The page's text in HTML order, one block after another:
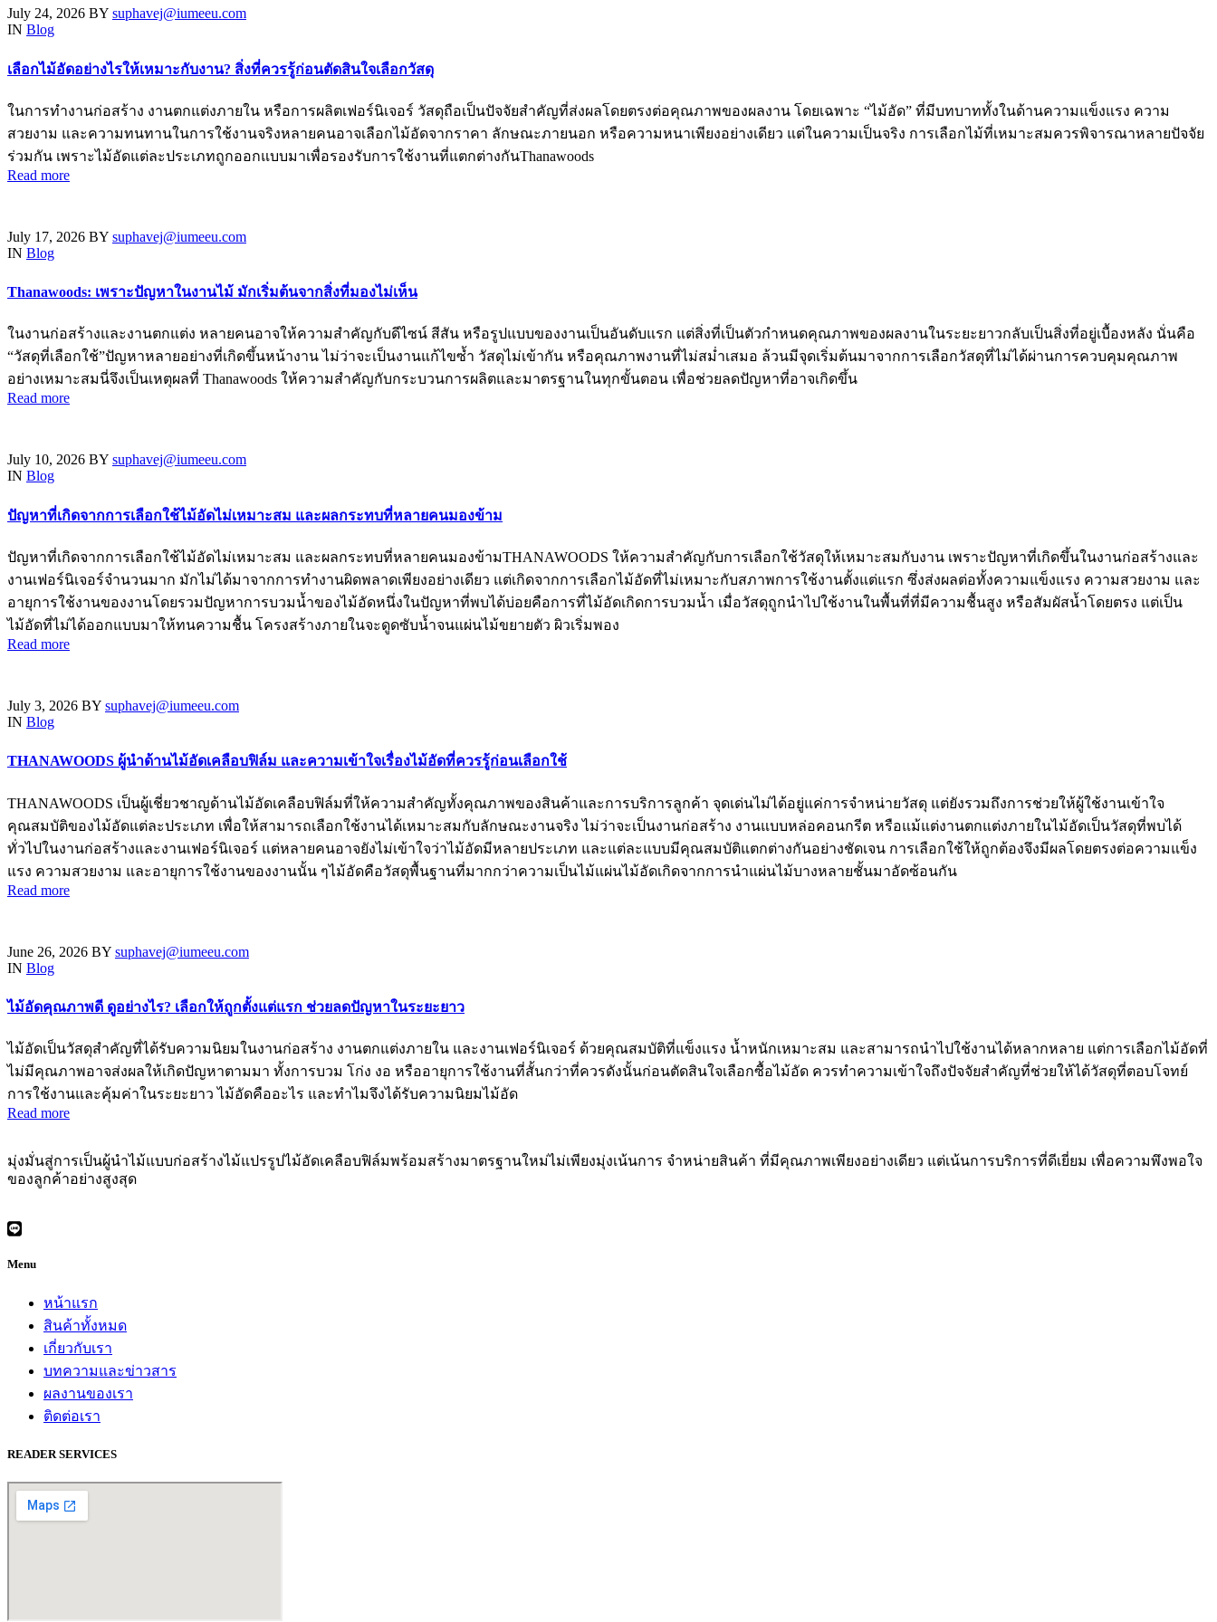
July 24, 2026 BY suphavej@iumeeu.com
IN Blog
เลือกไม้อัดอย่างไรให้เหมาะกับงาน? สิ่งที่ควรรู้ก่อนตัดสินใจเลือกวัสดุ
ในการทำงานก่อสร้าง งานตกแต่งภายใน หรือการผลิตเฟอร์นิเจอร์ วัสดุถือเป็นปัจจัยสำคัญที่ส่งผลโดยตรงต่อคุณภาพของผลงาน โดยเฉพาะ “ไม้อัด” ที่มีบทบาททั้งในด้านความแข็งแรง ความ
สวยงาม และความทนทานในการใช้งานจริงหลายคนอาจเลือกไม้อัดจากราคา ลักษณะภายนอก หรือความหนาเพียงอย่างเดียว แต่ในความเป็นจริง การเลือกไม้ที่เหมาะสมควรพิจารณาหลายปัจจัย
ร่วมกัน เพราะไม้อัดแต่ละประเภทถูกออกแบบมาเพื่อรองรับการใช้งานที่แตกต่างกันThanawoods
Read more
July 17, 2026 BY suphavej@iumeeu.com
IN Blog
Thanawoods: เพราะปัญหาในงานไม้ มักเริ่มต้นจากสิ่งที่มองไม่เห็น
ในงานก่อสร้างและงานตกแต่ง หลายคนอาจให้ความสำคัญกับดีไซน์ สีสัน หรือรูปแบบของงานเป็นอันดับแรก แต่สิ่งที่เป็นตัวกำหนดคุณภาพของผลงานในระยะยาวกลับเป็นสิ่งที่อยู่เบื้องหลัง นั่นคือ
“วัสดุที่เลือกใช้”ปัญหาหลายอย่างที่เกิดขึ้นหน้างาน ไม่ว่าจะเป็นงานแก้ไขซ้ำ วัสดุไม่เข้ากัน หรือคุณภาพงานที่ไม่สม่ำเสมอ ล้วนมีจุดเริ่มต้นมาจากการเลือกวัสดุที่ไม่ได้ผ่านการควบคุมคุณภาพ
อย่างเหมาะสมนี่จึงเป็นเหตุผลที่ Thanawoods ให้ความสำคัญกับกระบวนการผลิตและมาตรฐานในทุกขั้นตอน เพื่อช่วยลดปัญหาที่อาจเกิดขึ้น
Read more
July 10, 2026 BY suphavej@iumeeu.com
IN Blog
ปัญหาที่เกิดจากการเลือกใช้ไม้อัดไม่เหมาะสม และผลกระทบที่หลายคนมองข้าม
ปัญหาที่เกิดจากการเลือกใช้ไม้อัดไม่เหมาะสม และผลกระทบที่หลายคนมองข้ามTHANAWOODS ให้ความสำคัญกับการเลือกใช้วัสดุให้เหมาะสมกับงาน เพราะปัญหาที่เกิดขึ้นในงานก่อสร้างและ
งานเฟอร์นิเจอร์จำนวนมาก มักไม่ได้มาจากการทำงานผิดพลาดเพียงอย่างเดียว แต่เกิดจากการเลือกไม้อัดที่ไม่เหมาะกับสภาพการใช้งานตั้งแต่แรก ซึ่งส่งผลต่อทั้งความแข็งแรง ความสวยงาม และ
อายุการใช้งานของงานโดยรวมปัญหาการบวมน้ำของไม้อัดหนึ่งในปัญหาที่พบได้บ่อยคือการที่ไม้อัดเกิดการบวมน้ำ เมื่อวัสดุถูกนำไปใช้งานในพื้นที่ที่มีความชื้นสูง หรือสัมผัสน้ำโดยตรง แต่เป็น
ไม้อัดที่ไม่ได้ออกแบบมาให้ทนความชื้น โครงสร้างภายในจะดูดซับน้ำจนแผ่นไม้ขยายตัว ผิวเริ่มพอง
Read more
July 3, 2026 BY suphavej@iumeeu.com
IN Blog
THANAWOODS ผู้นำด้านไม้อัดเคลือบฟิล์ม และความเข้าใจเรื่องไม้อัดที่ควรรู้ก่อนเลือกใช้
THANAWOODS เป็นผู้เชี่ยวชาญด้านไม้อัดเคลือบฟิล์มที่ให้ความสำคัญทั้งคุณภาพของสินค้าและการบริการลูกค้า จุดเด่นไม่ได้อยู่แค่การจำหน่ายวัสดุ แต่ยังรวมถึงการช่วยให้ผู้ใช้งานเข้าใจ
คุณสมบัติของไม้อัดแต่ละประเภท เพื่อให้สามารถเลือกใช้งานได้เหมาะสมกับลักษณะงานจริง ไม่ว่าจะเป็นงานก่อสร้าง งานแบบหล่อคอนกรีต หรือแม้แต่งานตกแต่งภายในไม้อัดเป็นวัสดุที่พบได้
ทั่วไปในงานก่อสร้างและงานเฟอร์นิเจอร์ แต่หลายคนอาจยังไม่เข้าใจว่าไม้อัดมีหลายประเภท และแต่ละแบบมีคุณสมบัติแตกต่างกันอย่างชัดเจน การเลือกใช้ให้ถูกต้องจึงมีผลโดยตรงต่อความแข็ง
แรง ความสวยงาม และอายุการใช้งานของงานนั้น ๆไม้อัดคือวัสดุพื้นฐานที่มากกว่าความเป็นไม้แผ่นไม้อัดเกิดจากการนำแผ่นไม้บางหลายชั้นมาอัดซ้อนกัน
Read more
June 26, 2026 BY suphavej@iumeeu.com
IN Blog
ไม้อัดคุณภาพดี ดูอย่างไร? เลือกให้ถูกตั้งแต่แรก ช่วยลดปัญหาในระยะยาว
ไม้อัดเป็นวัสดุสำคัญที่ได้รับความนิยมในงานก่อสร้าง งานตกแต่งภายใน และงานเฟอร์นิเจอร์ ด้วยคุณสมบัติที่แข็งแรง น้ำหนักเหมาะสม และสามารถนำไปใช้งานได้หลากหลาย แต่การเลือกไม้อัดที่
ไม่มีคุณภาพอาจส่งผลให้เกิดปัญหาตามมา ทั้งการบวม โก่ง งอ หรืออายุการใช้งานที่สั้นกว่าที่ควรดังนั้นก่อนตัดสินใจเลือกซื้อไม้อัด ควรทำความเข้าใจถึงปัจจัยสำคัญที่ช่วยให้ได้วัสดุที่ตอบโจทย์
การใช้งานและคุ้มค่าในระยะยาว ไม้อัดคืออะไร และทำไมจึงได้รับความนิยมไม้อัด
Read more
มุ่งมั่นสู่การเป็นผู้นำไม้แบบก่อสร้างไม้แปรรูปไม้อัดเคลือบฟิล์มพร้อมสร้างมาตรฐานใหม่ไม่เพียงมุ่งเน้นการ จำหน่ายสินค้า ที่มีคุณภาพเพียงอย่างเดียว แต่เน้นการบริการที่ดีเยี่ยม เพื่อความพึงพอใจ
ของลูกค้าอย่างสูงสุด
Menu
หน้าแรก
สินค้าทั้งหมด
เกี่ยวกับเรา
บทความและข่าวสาร
ผลงานของเรา
ติดต่อเรา
READER SERVICES